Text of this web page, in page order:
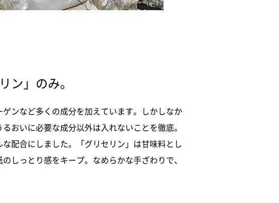
ン」のみ。
ンなど多くの成分を加えています。しかしなか
おいに必要な成分以外は入れないことを徹底。
配合にしました。「グリセリン」は甘味料とし
しっとり感をキープ。なめらかな手ざわりで、